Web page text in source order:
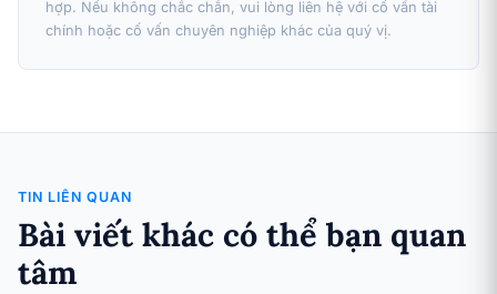
hợp. Nếu không chắc chắn, vui lòng liên hệ với cố vấn tài
chính hoặc cố vấn chuyên nghiệp khác của quý vị.
TIN LIÊN QUAN
Bài viết khác có thể bạn quan
tâm